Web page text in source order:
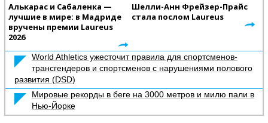
Алькарас и Сабаленка —
лучшие в мире: в Мадриде
вручены премии Laureus
2026
Шелли-Анн Фрейзер-Прайс
стала послом Laureus
World Athletics ужесточит правила для спортсменов-
трансгендеров и спортсменов с нарушениями полового
развития (DSD)
Мировые рекорды в беге на 3000 метров и милю пали в
Нью-Йорке